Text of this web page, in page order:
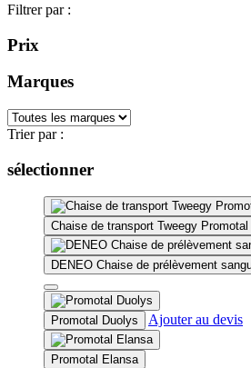
Filtrer par :
Prix
Marques
Trier par :
sélectionner
Chaise de transport Tweegy Promotal
DENEO Chaise de prélèvement
Ce
produit
a
plusieurs
variations.
Promotal Duolys Ajouter au devis
Promotal Elansa